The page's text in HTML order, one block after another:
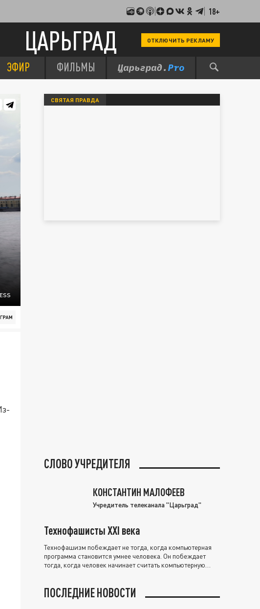
18+
ЦАРЬГРАД ОТКЛЮЧИТЬ РЕКЛАМУ
ЭФИР ФИЛЬМЫ
СВЯТАЯ ПРАВДА
СЛОВО УЧРЕДИТЕЛЯ
КОНСТАНТИН МАЛОФЕЕВ
Учредитель телеканала "Царьград"
Технофашисты XXI века
Технофашизм побеждает не тогда, когда компьютерная
программа становится умнее человека. Он побеждает
тогда, когда человек начинает считать компьютерную
ПОСЛЕДНИЕ НОВОСТИ